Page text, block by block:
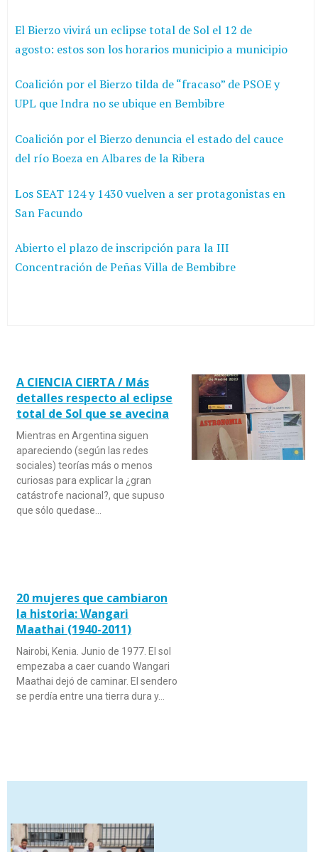
El Bierzo vivirá un eclipse total de Sol el 12 de
agosto: estos son los horarios municipio a municipio
Coalición por el Bierzo tilda de “fracaso” de PSOE y
UPL que Indra no se ubique en Bembibre
Coalición por el Bierzo denuncia el estado del cauce
del río Boeza en Albares de la Ribera
Los SEAT 124 y 1430 vuelven a ser protagonistas en
San Facundo
Abierto el plazo de inscripción para la III
Concentración de Peñas Villa de Bembibre
A CIENCIA CIERTA / Más
detalles respecto al eclipse
total de Sol que se avecina
Mientras en Argentina siguen
apareciendo (según las redes
sociales) teorías más o menos
curiosas para explicar la ¿gran
catástrofe nacional?, que supuso
que sólo quedase…
20 mujeres que cambiaron
la historia: Wangari
Maathai (1940-2011)
Nairobi, Kenia. Junio de 1977. El sol
empezaba a caer cuando Wangari
Maathai dejó de caminar. El sendero
se perdía entre una tierra dura y…